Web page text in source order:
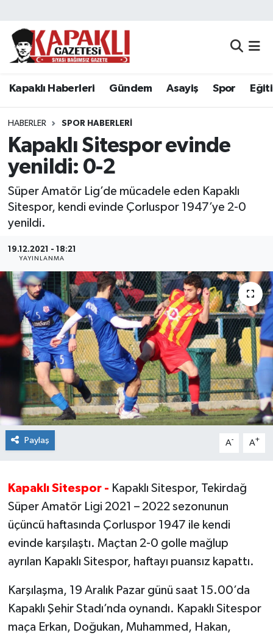
Kapaklı Haberleri Gündem Asayiş Spor
HABERLER SPOR HABERLERI
Kapaklı Sitespor evinde
yenildi: 0-2
Süper Amatör Lig’de mücadele eden Kapaklı
Sitespor, kendi evinde Çorluspor 1947’ye 2-0
yenildi.
19.12.2021 - 18:21
YAYINLANMA
Paylaş A- A+
Kapaklı Sitespor - Kapaklı Sitespor, Tekirdağ
Süper Amatör Ligi 2021 – 2022 sezonunun
üçüncü haftasında Çorluspor 1947 ile kendi
evinde karşılaştı. Maçtan 2-0 golle mağlup
ayrılan Kapaklı Sitespor, haftayı puansız kapattı.
Karşılaşma, 19 Aralık Pazar günü saat 15.00’da
Kapaklı Şehir Stadı’nda oynandı. Kapaklı Sitespor
maça Erkan, Doğukan, Muhammed, Hakan,
Kapaklı Haberleri
Asayiş
Spor
Eğitim
Siyaset
Ekonomi
Sağlık
Teknoloji
Yaşam
Tekirdağ Nöbetçi Eczaneler
Tekirdağ Namaz Vakitleri
Tekirdağ Trafik Yoğunluk Haritası
Süper Lig Puan Durumu ve Fikstür
Tüm Manşetler